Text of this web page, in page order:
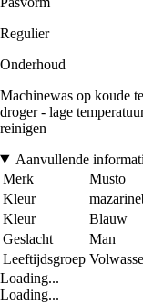
Regulier
Onderhoud
Machinewas op koude
droger - lage
reinigen
Aanvullende
Merk
Musto
Kleur
Kleur
Blauw
Geslacht
Man
Leeftijdsgroep
Loading...
Loading...